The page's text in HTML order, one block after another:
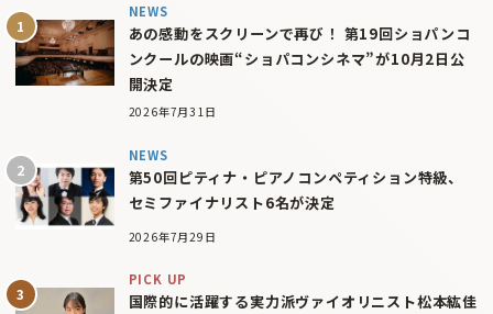
NEWS
あの感動をスクリーンで再び！ 第19回ショパンコ
ンクールの映画“ショパコンシネマ”が10月2日公
開決定
2026年7月31日
NEWS
第50回ピティナ・ピアノコンペティション特級、
セミファイナリスト6名が決定
2026年7月29日
PICK UP
国際的に活躍する実力派ヴァイオリニスト松本紘佳